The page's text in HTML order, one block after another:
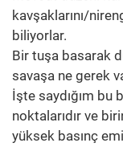
kavşaklarını/
biliyorlar.
Bir tuşa basarak
savaşa ne gerek
İşte saydığım bu
noktalarıdır ve
yüksek basınç